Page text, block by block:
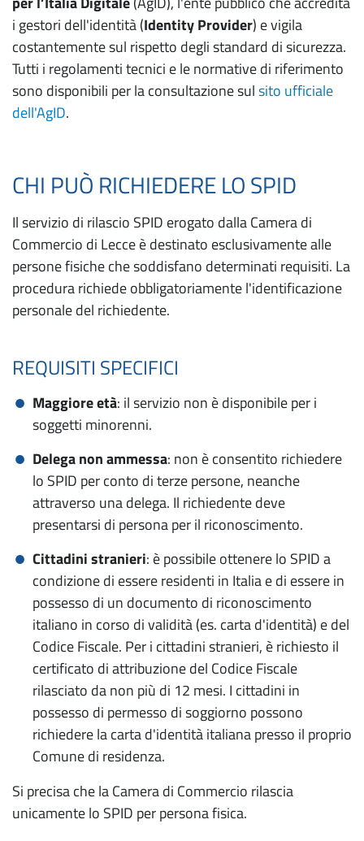
i gestori dell'identità (Identity Provider) e vigila
costantemente sul rispetto degli standard di sicurezza.
Tutti i regolamenti tecnici e le normative di riferimento
sono disponibili per la consultazione sulsito ufficiale
dell'AgID.
CHI PUÒ RICHIEDERE LO SPID
Il servizio di rilascio SPID erogato dalla Camera di
Commercio di Lecce è destinato esclusivamente alle
persone fisiche che soddisfano determinati requisiti. La
procedura richiede obbligatoriamente l'identificazione
personale del richiedente.
REQUISITI SPECIFICI
Maggiore età: il servizio non è disponibile per i
soggetti minorenni.
Delega non ammessa: non è consentito richiedere
lo SPID per conto di terze persone, neanche
attraverso una delega. Il richiedente deve
presentarsi di persona per il riconoscimento.
Cittadini stranieri: è possibile ottenere lo SPID a
condizione di essere residenti in Italia e di essere in
possesso di un documento di riconoscimento
italiano in corso di validità (es. carta d'identità) e del
Codice Fiscale. Per i cittadini stranieri, è richiesto il
certificato di attribuzione del Codice Fiscale
rilasciato da non più di 12 mesi. I cittadini in
possesso di permesso di soggiorno possono
richiedere la carta d'identità italiana presso il proprio
Comune di residenza.
Si precisa che la Camera di Commercio rilascia
unicamente lo SPID per persona fisica.